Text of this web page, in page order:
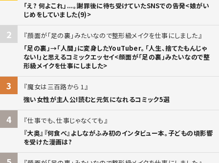
「え? 何よこれ」...。謝罪後に待ち受けていたSNSでの告発<娘がい
じめをしていました(9)>
2
顔面が「足の裏」みたいなので整形級メイクを仕事にしました
「足の裏」→「人間」に変身したYouTuber。「人生、捨てたもんじゃ
ない!」と思えるコミックエッセイ<顔面が「足の裏」みたいなので整
形級メイクを仕事にしました>
3
魔女は三百路から 1
強い女性が主人公!読むと元気になれるコミック5選
4
仕事でも、仕事じゃなくても
『大奥』『何食べ』よしながふみ初のインタビュー本。子どもの頃影響
を受けた漫画は?